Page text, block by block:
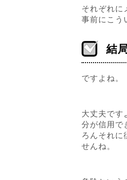
それぞれに
事前にこう
結
ですよね。
大丈夫です
分が信用で
ろんそれに
せんね。